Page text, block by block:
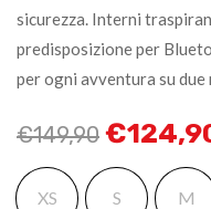
sicurezza. Interni
predisposizione per
per ogni avventura su due
€149,90 €
XS S M